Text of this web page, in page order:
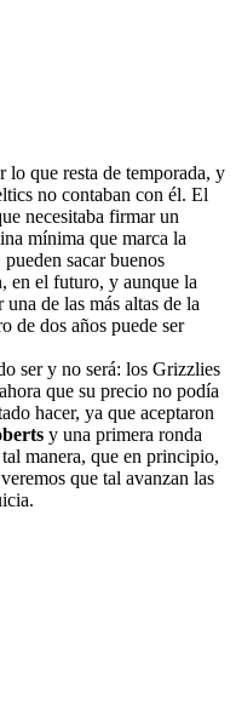
lo que resta de temporada, y
no contaban con él. El
necesitaba firmar un
mínima que marca la
sacar buenos
en el futuro, y aunque la
de las más altas de la
de dos años puede ser
ser y no será: los Grizzlies
ahora que su precio no podía
hacer, ya que aceptaron
y una primera ronda
manera, que en principio,
que tal avanzan las